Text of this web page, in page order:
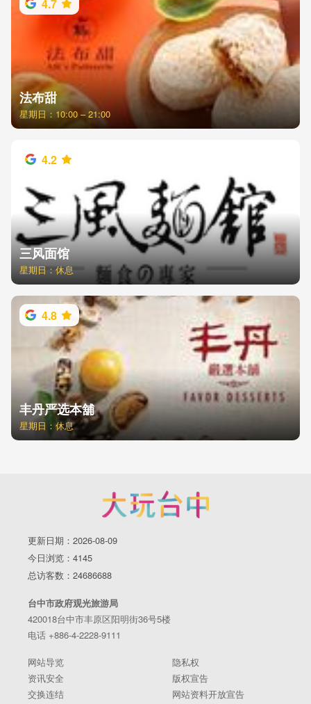
4.7
法布甜
星期日：10:00 – 21:00
4.2
三风面馆
星期日：休息
4.8
丰丹严选本舖
星期日：休息
更新日期：2026-08-09
今日浏览：4145
总访客数：24686688
台中市政府观光旅游局
420018台中市丰原区阳明街36号5楼
电话 +886-4-2228-9111
网站导览
隐私权
资讯安全
版权宣告
交换连结
网站资料开放宣告